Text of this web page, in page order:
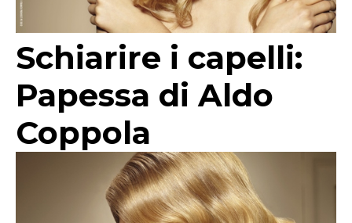
Schiarire i capelli:
Papessa di Aldo
Coppola